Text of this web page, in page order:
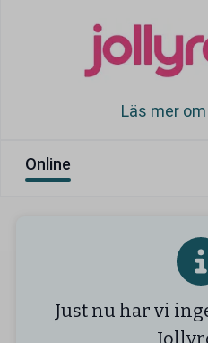
Läs mer
Online
Just nu har vi